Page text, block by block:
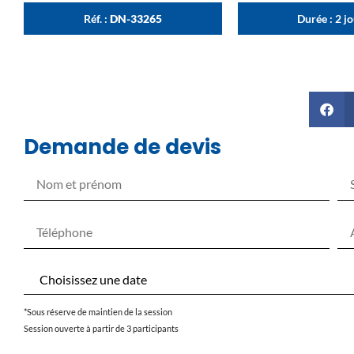
Réf. :DN-33265 Durée : 2
Demande de devis
*Sous réserve de maintien de la session
Session ouverte à partir de 3 participants